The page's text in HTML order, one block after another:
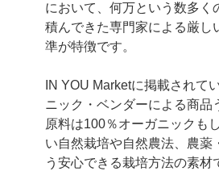
において、何万という数多く
積んできた専門家による厳し
準が特徴です。
IN YOU Marketに掲載されて
ニック・ベンダーによる商品
原料は100％オーガニックも
い自然栽培や自然農法、農薬
う安心できる栽培方法の素材